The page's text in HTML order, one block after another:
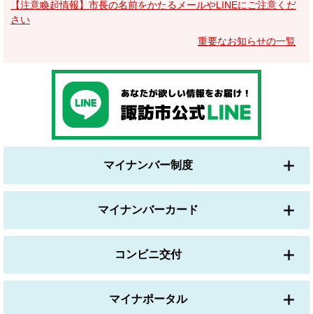
【注意喚起情報】市長の名前をかたるメールやLINEにご注意くだ
さい
重要なお知らせの一覧
マイナンバー制度
マイナンバーカード
コンビニ交付
マイナポータル